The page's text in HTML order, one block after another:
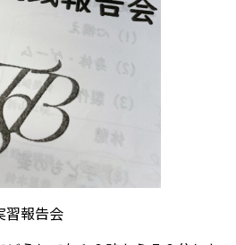
習報告会